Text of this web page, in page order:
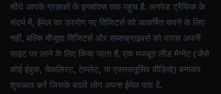
सीधे आपके ग्राहकों के इनबॉक्स तक पहुंच है. अनपेड ट्रैफिक के
संदर्भ में, ईमेल का उपयोग नए विजिटर्स को आकर्षित करने के लिए
नहीं, बल्कि मौजूदा विजिटर्स और सब्सक्राइबर्स को वापस अपनी
साइट पर लाने के लिए किया जाता है. एक मजबूत लीड मैग्नेट (जैसे
कोई ईबुक, चेकलिस्ट, टेम्प्लेट, या एक्सक्लूसिव वीडियो) बनाकर
शुरुआत करें जिसके बदले लोग अपना ईमेल पता दें.